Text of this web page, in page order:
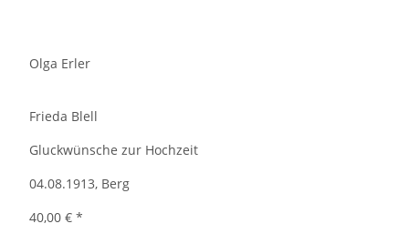
Olga Erler
Frieda Blell
Gluckwünsche zur Hochzeit
04.08.1913, Berg
40,00 € *